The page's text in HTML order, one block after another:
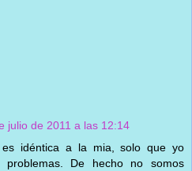
julio de 2011 a las 12:14
es idéntica a la mia, solo que yo
De hecho no somos